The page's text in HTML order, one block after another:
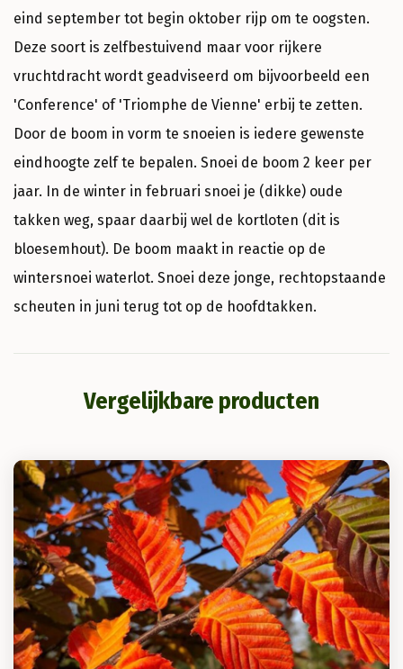
eind september tot begin oktober rijp om te oogsten.
Deze soort is zelfbestuivend maar voor rijkere
vruchtdracht wordt geadviseerd om bijvoorbeeld een
'Conference' of 'Triomphe de Vienne' erbij te zetten.
Door de boom in vorm te snoeien is iedere gewenste
eindhoogte zelf te bepalen. Snoei de boom 2 keer per
jaar. In de winter in februari snoei je (dikke) oude
takken weg, spaar daarbij wel de kortloten (dit is
bloesemhout). De boom maakt in reactie op de
wintersnoei waterlot. Snoei deze jonge, rechtopstaande
scheuten in juni terug tot op de hoofdtakken.
Vergelijkbare producten